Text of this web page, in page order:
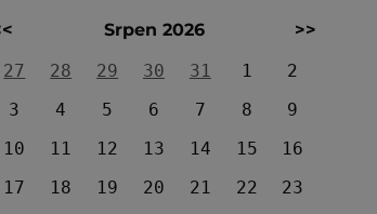
Srpen 2026
>>
27
28 29 30 31 1
2
3
4 5 6 7 8
9
10
11 12 13 14 15
16
17
18 19 20 21 22
23